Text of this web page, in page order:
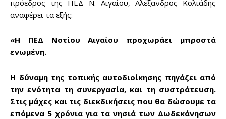
πρόεδρος της ΠΕΔ Ν. Αιγαίου, Αλέξανδρος Κολιάδης
αναφέρει τα εξής:
«Η ΠΕΔ Νοτίου Αιγαίου προχωράει μπροστά
ενωμένη.
Η δύναμη της τοπικής αυτοδιοίκησης πηγάζει από
την ενότητα τη συνεργασία, και τη συστράτευση.
Στις μάχες και τις διεκδικήσεις που θα δώσουμε τα
επόμενα 5 χρόνια για τα νησιά των Δωδεκάνησων